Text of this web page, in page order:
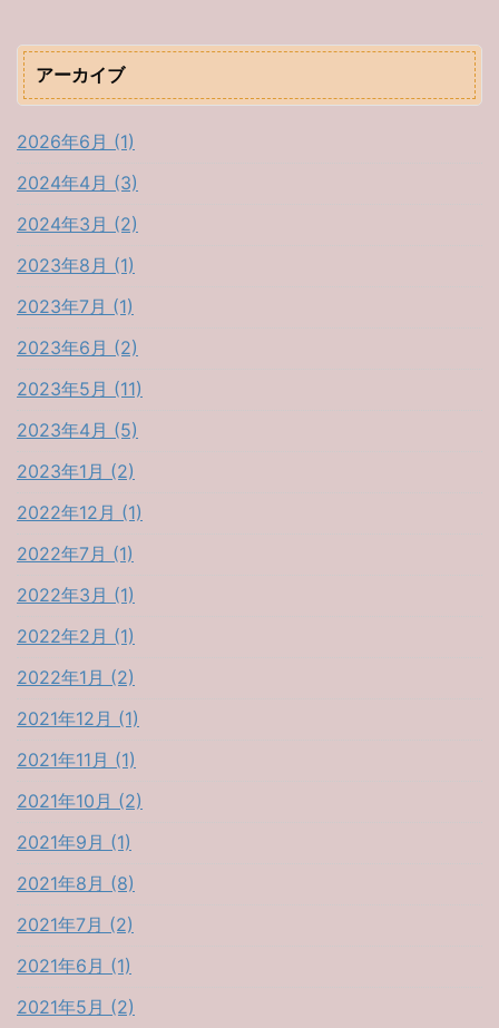
アーカイブ
2026年6月 (1)
2024年4月 (3)
2024年3月 (2)
2023年8月 (1)
2023年7月 (1)
2023年6月 (2)
2023年5月 (11)
2023年4月 (5)
2023年1月 (2)
2022年12月 (1)
2022年7月 (1)
2022年3月 (1)
2022年2月 (1)
2022年1月 (2)
2021年12月 (1)
2021年11月 (1)
2021年10月 (2)
2021年9月 (1)
2021年8月 (8)
2021年7月 (2)
2021年6月 (1)
2021年5月 (2)